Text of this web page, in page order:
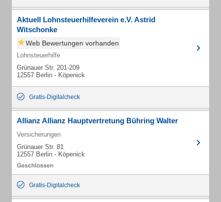
Aktuell Lohnsteuerhilfeverein e.V. Astrid
Witschonke
Web Bewertungen vorhanden
Lohnsteuerhilfe
Grünauer Str. 201-209
12557 Berlin - Köpenick
Gratis-Digitalcheck
Allianz Allianz Hauptvertretung Bühring Walter
Versicherungen
Grünauer Str. 81
12557 Berlin - Köpenick
Gratis-Digitalcheck